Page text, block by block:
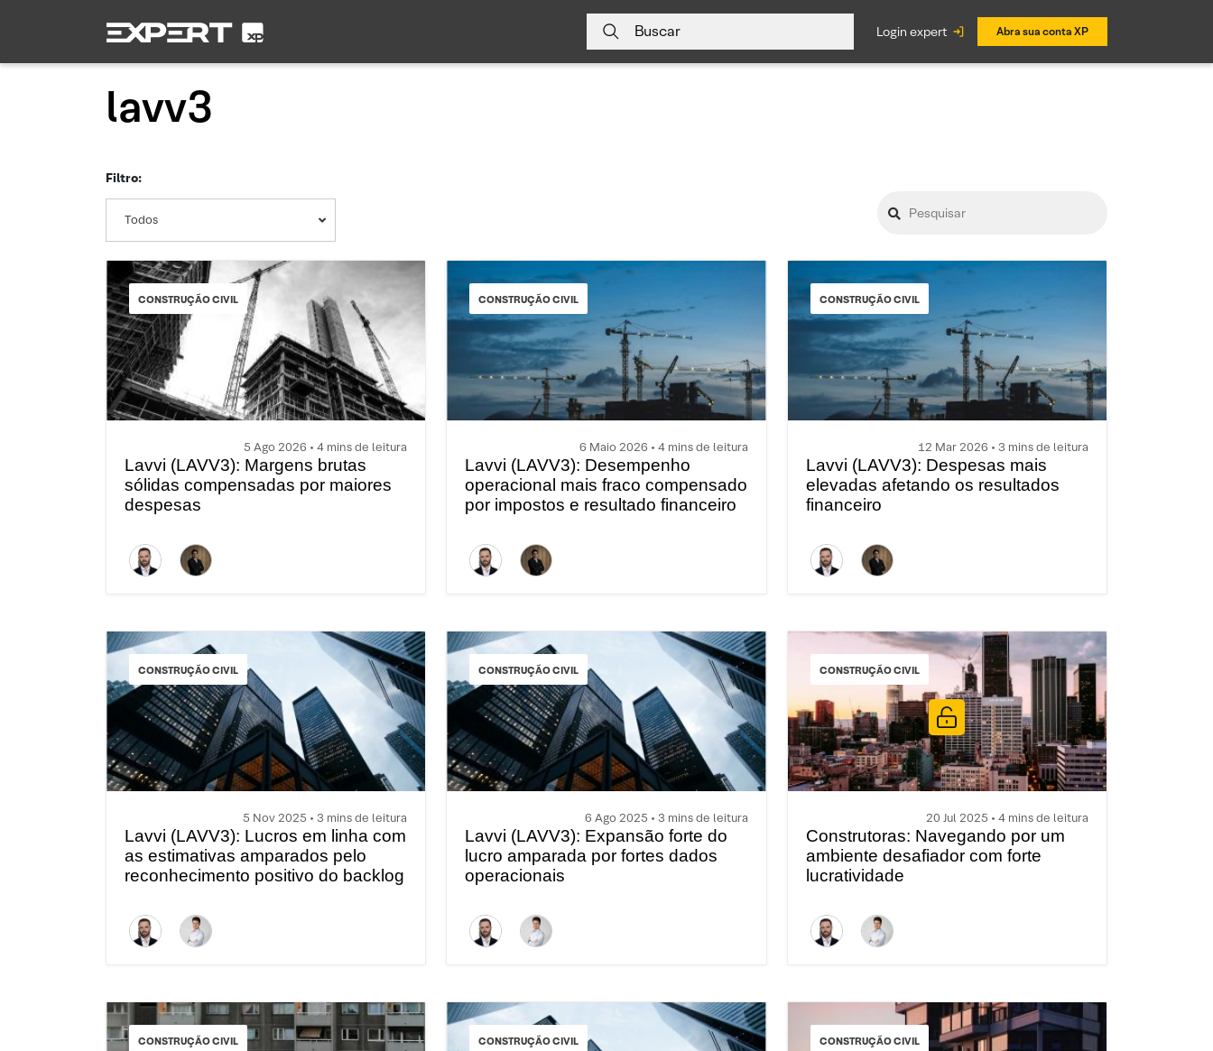
Buscar login expert Abra sua conta XP
lavv3
Filtro:
Todos
CONSTRUÇÃO CIVIL
5 Ago 2026 • 4 mins de leitura
Lavvi (LAVV3): Margens brutas
sólidas compensadas por maiores
despesas
CONSTRUÇÃO CIVIL
6 Maio 2026 • 4 mins de leitura
Lavvi (LAVV3): Desempenho
operacional mais fraco compensado
por impostos e resultado financeiro
CONSTRUÇÃO CIVIL
12 Mar 2026 • 3 mins de leitura
Lavvi (LAVV3): Despesas mais
elevadas afetando os resultados
financeiro
CONSTRUÇÃO CIVIL
5 Nov 2025 • 3 mins de leitura
Lavvi (LAVV3): Lucros em linha com
as estimativas amparados pelo
reconhecimento positivo do backlog
CONSTRUÇÃO CIVIL
6 Ago 2025 • 3 mins de leitura
Lavvi (LAVV3): Expansão forte do
lucro amparada por fortes dados
operacionais
CONSTRUÇÃO CIVIL
20 Jul 2025 • 4 mins de leitura
Construtoras: Navegando por um
ambiente desafiador com forte
lucratividade
CONSTRUÇÃO CIVIL CONSTRUÇÃO CIVIL CONSTRUÇÃO CIVIL